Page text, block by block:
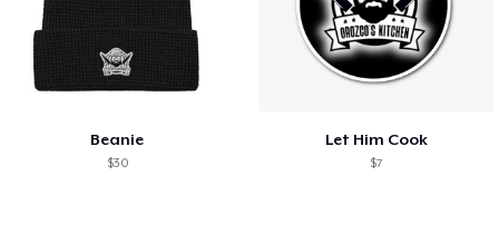
Beanie
$30
Let Him Cook
$7